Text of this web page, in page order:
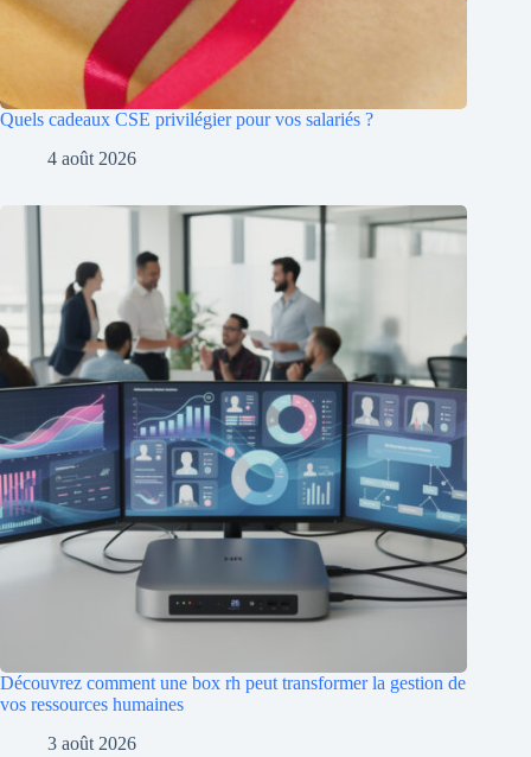
Quels cadeaux CSE privilégier pour vos salariés ?
4 août 2026
Découvrez comment une box rh peut transformer la gestion de
vos ressources humaines
3 août 2026